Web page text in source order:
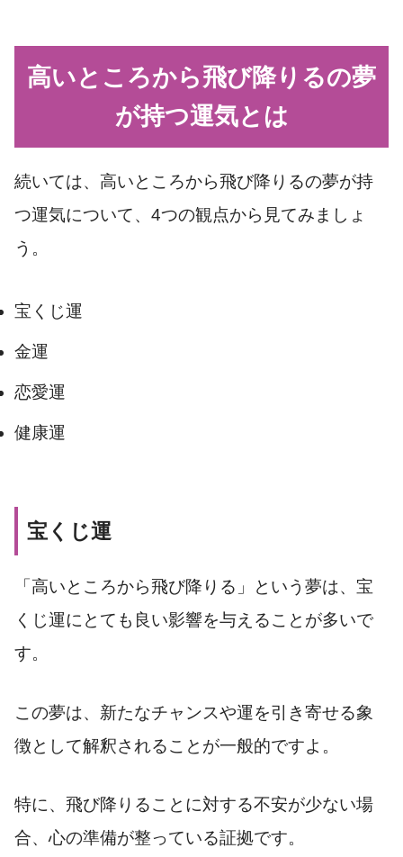
高いところから飛び降りるの夢
が持つ運気とは
続いては、高いところから飛び降りるの夢が持
つ運気について、4つの観点から見てみましょ
う。
宝くじ運
金運
恋愛運
健康運
宝くじ運
「高いところから飛び降りる」という夢は、宝
くじ運にとても良い影響を与えることが多いで
す。
この夢は、新たなチャンスや運を引き寄せる象
徴として解釈されることが一般的ですよ。
特に、飛び降りることに対する不安が少ない場
合、心の準備が整っている証拠です。